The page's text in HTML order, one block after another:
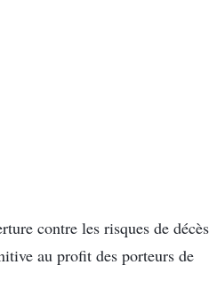
contre les risques de décès
au profit des porteurs de